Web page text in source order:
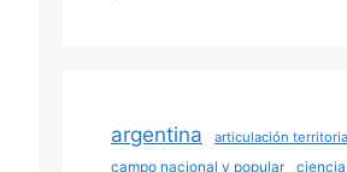
argentina articulación
campo nacional y popular